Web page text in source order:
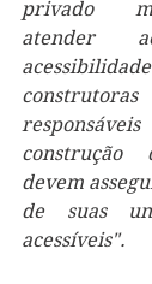
privado
atender
construção
devem
de suas
acessíveis".